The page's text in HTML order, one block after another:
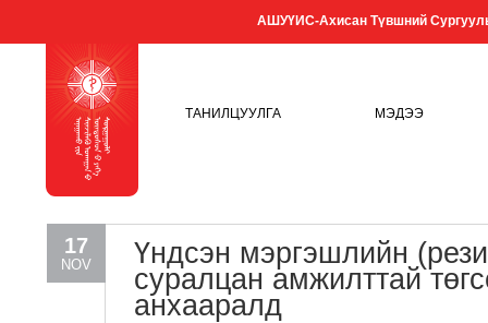
АШУҮИС-Ахисан Түвшний
ТАНИЛЦУУЛГА МЭДЭЭ
17
NOV
Үндсэн мэргэшлийн
суралцан амжилттай
анхааралд